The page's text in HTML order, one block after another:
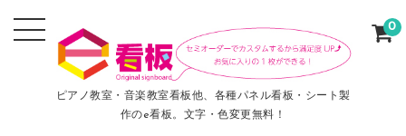
ピアノ教室・音楽教室看板他、各種パネル看板・シート製
作のe看板。文字・色変更無料！
0